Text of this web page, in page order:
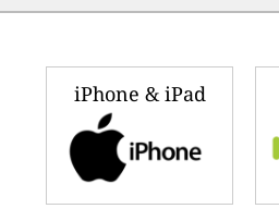
iPhone & iPad